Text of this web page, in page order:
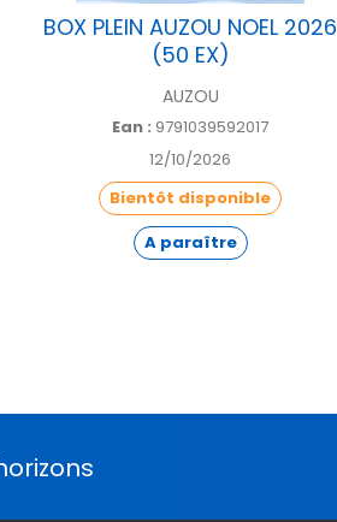
BOX PLEIN AUZOU NOEL 2026
(50 EX)
AUZOU
Ean : 9791039592017
12/10/2026
Bientôt disponible
A paraître